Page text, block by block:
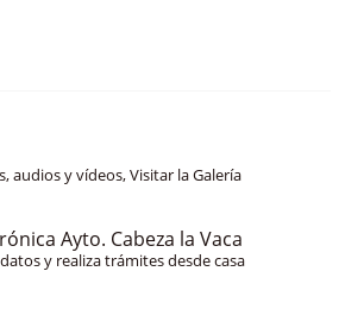
audios y vídeos, Visitar la Galería
Ayto. Cabeza la Vaca
y realiza trámites desde casa